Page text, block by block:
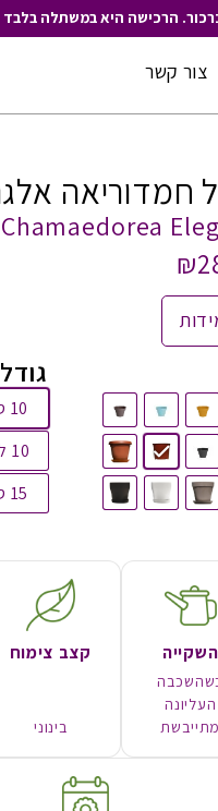
כרכור. הרכישה היא במשתלה
צור קשר
חמדוריאה
Chamaedorea
₪
השקייה
העליונה
מתייבשת
קצב צימוח
בינוני
גודל
10 ס"מ
10 ליטר
15 ס"מ